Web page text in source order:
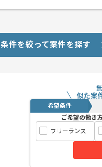
条件を絞って案件を探す
似た案
希望条件
ご希望の働き
フリーランス